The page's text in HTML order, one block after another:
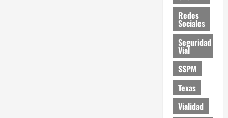
Redes
Sociales
Seguridad
Vial
SSPM
Texas
Vialidad